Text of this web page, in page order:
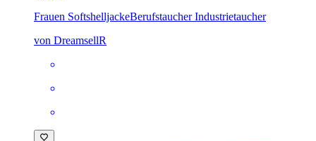
Frauen SoftshelljackeBerufstaucher Industrietaucher
von DreamsellR